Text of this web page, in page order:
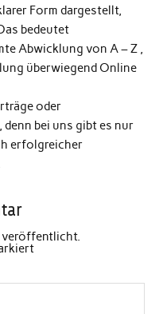
Form dargestellt,
bedeutet
Abwicklung von A – Z ,
überwiegend Online
oder
bei uns gibt es nur
erfolgreicher
veröffentlicht.